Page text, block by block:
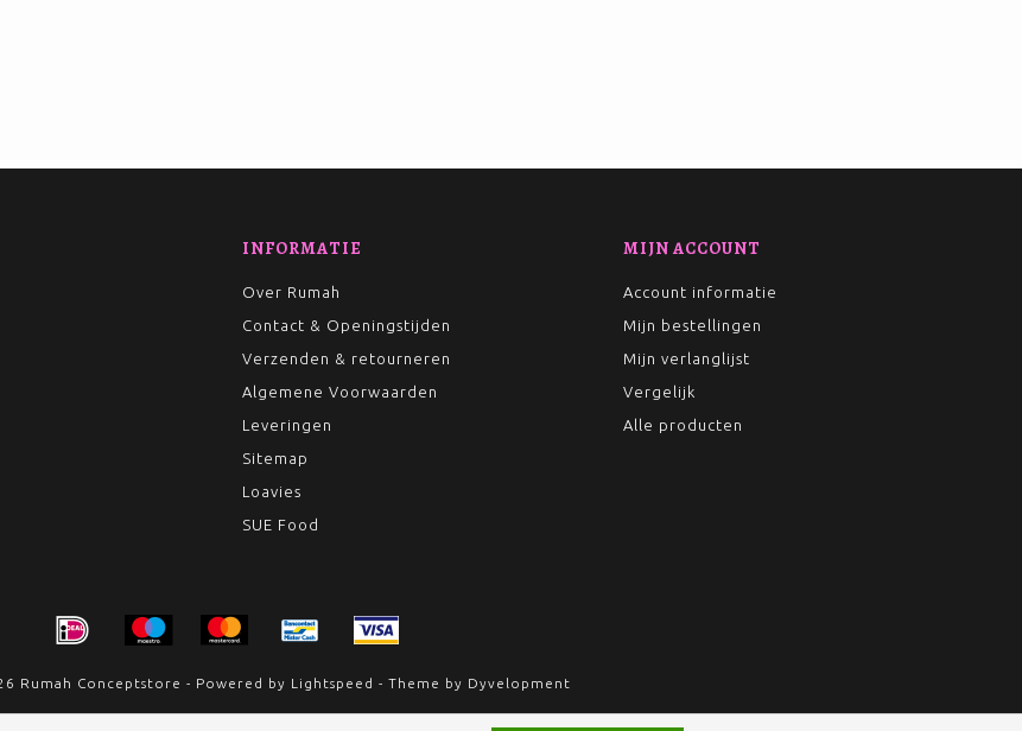
INFORMATIE
Over Rumah
Contact & Openingstijden
Verzenden & retourneren
Algemene Voorwaarden
Leveringen
Sitemap
Loavies
SUE Food
MIJN ACCOUNT
Account informatie
Mijn bestellingen
Mijn verlanglijst
Vergelijk
Alle producten
Rumah Conceptstore - Powered by Lightspeed - Theme by Dyvelopment